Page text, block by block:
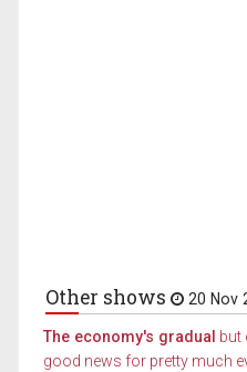
Other shows 20 Nov
The economy's gradual but
good news for pretty much